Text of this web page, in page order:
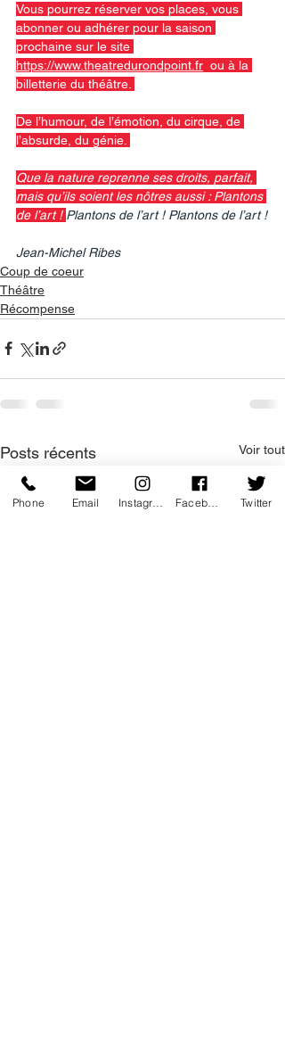
Vous pourrez réserver vos places, vous
abonner ou adhérer pour la saison
prochaine sur le site
https://www.theatredurondpoint.fr
  ou à la
billetterie du théâtre.
De l’humour, de l’émotion, du cirque, de
l’absurde, du génie.
Que la nature reprenne ses droits, parfait,
mais qu’ils soient les nôtres aussi : Plantons
de l’art ! Plantons de l’art ! Plantons de l’art !
Jean-Michel Ribes
Coup de coeur
Théâtre
Récompense
Posts récents Voir tout
Phone Email Twitter